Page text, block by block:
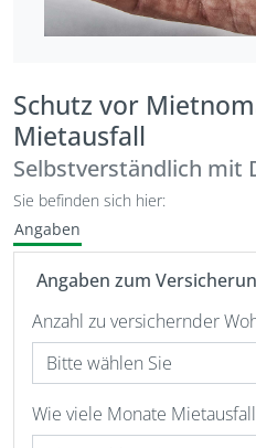
Schutz vor
Mietausfall
Selbstverständlich mit
Sie befinden sich hier:
Angaben
Angaben zum
Anzahl zu versichernder
Wie viele Monate